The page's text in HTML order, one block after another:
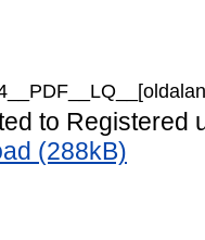
to Registered
(288kB)